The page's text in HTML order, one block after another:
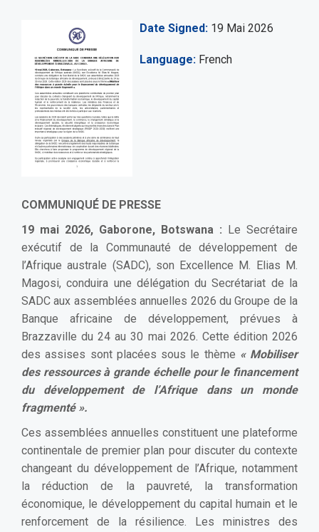
Date Signed 19 Mai 2026
Language French
COMMUNIQUÉ DE PRESSE
19 mai 2026, Gaborone, Botswana : Le Secrétaire
exécutif de la Communauté de développement de
l’Afrique australe (SADC), son Excellence M. Elias M.
Magosi, conduira une délégation du Secrétariat de la
SADC aux assemblées annuelles 2026 du Groupe de la
Banque africaine de développement, prévues à
Brazzaville du 24 au 30 mai 2026. Cette édition 2026
des assises sont placées sous le thème « Mobiliser
des ressources à grande échelle pour le financement
du développement de l’Afrique dans un monde
fragmenté ».
Ces assemblées annuelles constituent une plateforme
continentale de premier plan pour discuter du contexte
changeant du développement de l’Afrique, notamment
la réduction de la pauvreté, la transformation
économique, le développement du capital humain et le
renforcement de la résilience. Les ministres des